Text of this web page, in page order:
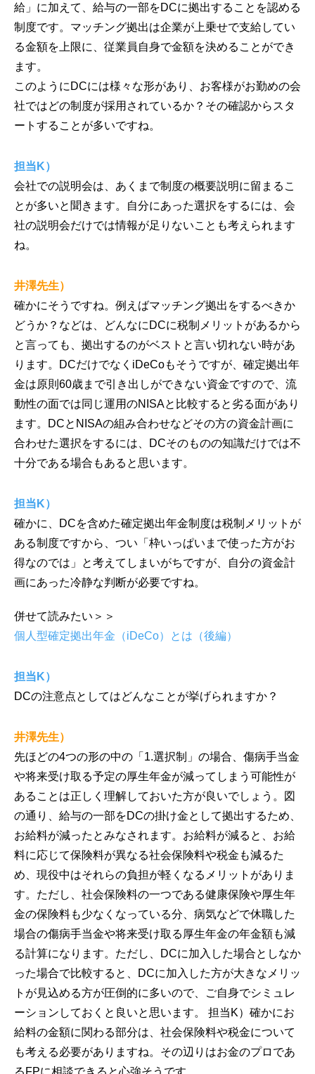
給」に加えて、給与の一部をDCに拠出することを認める
制度です。マッチング拠出は企業が上乗せで支給してい
る金額を上限に、従業員自身で金額を決めることができ
ます。
このようにDCには様々な形があり、お客様がお勤めの会
社ではどの制度が採用されているか？その確認からスタ
ートすることが多いですね。
担当K）
会社での説明会は、あくまで制度の概要説明に留まるこ
とが多いと聞きます。自分にあった選択をするには、会
社の説明会だけでは情報が足りないことも考えられます
ね。
井澤先生）
確かにそうですね。例えばマッチング拠出をするべきか
どうか？などは、どんなにDCに税制メリットがあるから
と言っても、拠出するのがベストと言い切れない時があ
ります。DCだけでなくiDeCoもそうですが、確定拠出年
金は原則60歳まで引き出しができない資金ですので、流
動性の面では同じ運用のNISAと比較すると劣る面があり
ます。DCとNISAの組み合わせなどその方の資金計画に
合わせた選択をするには、DCそのものの知識だけでは不
十分である場合もあると思います。
担当K）
確かに、DCを含めた確定拠出年金制度は税制メリットが
ある制度ですから、つい「枠いっぱいまで使った方がお
得なのでは」と考えてしまいがちですが、自分の資金計
画にあった冷静な判断が必要ですね。
併せて読みたい＞＞
個人型確定拠出年金（iDeCo）とは（後編）
担当K）
DCの注意点としてはどんなことが挙げられますか？
井澤先生）
先ほどの4つの形の中の「1.選択制」の場合、傷病手当金
や将来受け取る予定の厚生年金が減ってしまう可能性が
あることは正しく理解しておいた方が良いでしょう。図
の通り、給与の一部をDCの掛け金として拠出するため、
お給料が減ったとみなされます。お給料が減ると、お給
料に応じて保険料が異なる社会保険料や税金も減るた
め、現役中はそれらの負担が軽くなるメリットがありま
す。ただし、社会保険料の一つである健康保険や厚生年
金の保険料も少なくなっている分、病気などで休職した
場合の傷病手当金や将来受け取る厚生年金の年金額も減
る計算になります。ただし、DCに加入した場合としなか
った場合で比較すると、DCに加入した方が大きなメリッ
トが見込める方が圧倒的に多いので、ご自身でシミュレ
ーションしておくと良いと思います。 担当K）確かにお
給料の金額に関わる部分は、社会保険料や税金について
も考える必要がありますね。その辺りはお金のプロであ
るFPに相談できると心強そうです。